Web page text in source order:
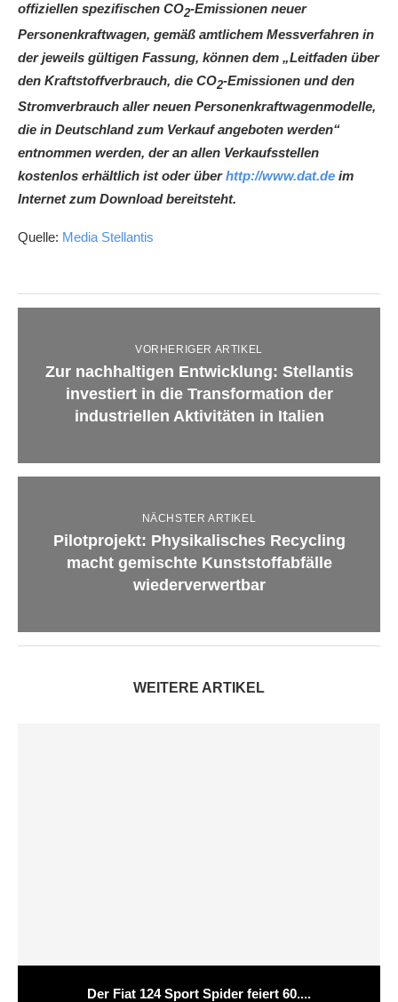
offiziellen spezifischen CO2-Emissionen neuer
Personenkraftwagen, gemäß amtlichem Messverfahren in
der jeweils gültigen Fassung, können dem „Leitfaden über
den Kraftstoffverbrauch, die CO2-Emissionen und den
Stromverbrauch aller neuen Personenkraftwagenmodelle,
die in Deutschland zum Verkauf angeboten werden“
entnommen werden, der an allen Verkaufsstellen
kostenlos erhältlich ist oder überhttp://www.dat.de im
Internet zum Download bereitsteht.
Quelle: Media Stellantis
VORHERIGER ARTIKEL
Zur nachhaltigen Entwicklung: Stellantis
investiert in die Transformation der
industriellen Aktivitäten in Italien
NÄCHSTER ARTIKEL
Pilotprojekt: Physikalisches Recycling
macht gemischte Kunststoffabfälle
wiederverwertbar
WEITERE ARTIKEL
Der Fiat 124 Sport Spider feiert 60....